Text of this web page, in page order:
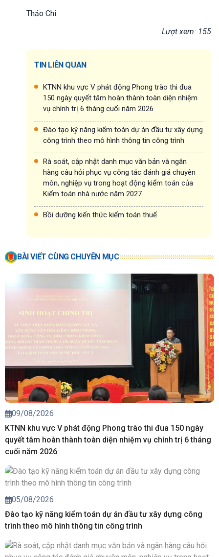
Thảo Chi
Lượt xem: 155
TIN LIÊN QUAN
KTNN khu vực V phát động Phong trào thi đua
150 ngày quyết tâm hoàn thành toàn diện nhiệm
vụ chính trị 6 tháng cuối năm 2026
Đào tạo kỹ năng kiểm toán dự án đầu tư xây dựng
công trình theo mô hình thông tin công trình
Rà soát, cập nhật danh mục văn bản và ngân
hàng câu hỏi phục vụ công tác đánh giá chuyên
môn, nghiệp vụ trong hoạt động kiểm toán của
Kiểm toán nhà nước năm 2027
Bồi dưỡng kiến thức kiểm toán thuế
BÀI VIẾT CÙNG CHUYÊN MỤC
09/08/2026
KTNN khu vực V phát động Phong trào thi đua 150 ngày
quyết tâm hoàn thành toàn diện nhiệm vụ chính trị 6 tháng
cuối năm 2026
05/08/2026
Đào tạo kỹ năng kiểm toán dự án đầu tư xây dựng công
trình theo mô hình thông tin công trình